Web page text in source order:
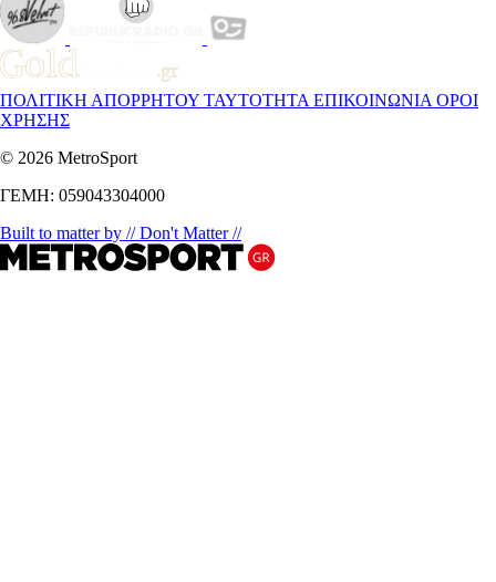
ΠΟΛΙΤΙΚΗ ΑΠΟΡΡΗΤΟΥ ΤΑΥΤΟΤΗΤΑ ΕΠΙΚΟΙΝΩΝΙΑ ΟΡΟΙ
ΧΡΗΣΗΣ
© 2026 MetroSport
ΓΕΜΗ: 059043304000
Built to matter by // Don't Matter //